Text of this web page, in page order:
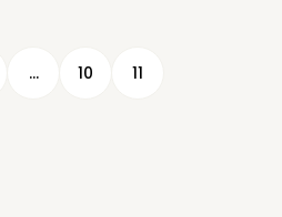
... 10 11